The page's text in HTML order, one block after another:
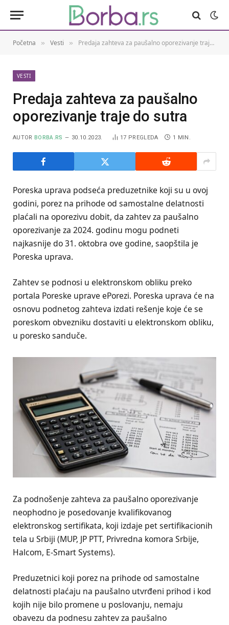
Početna » Vesti » Predaja zahteva za paušalno oporezivanje traje do sutra
VESTI
Predaja zahteva za paušalno
oporezivanje traje do sutra
AUTOR BORBA.RS 30.10.2023. 17 PREGLEDA 1 MIN.
Poreska uprava podseća preduzetnike koji su u ovoj
godini, porez na prihode od samostalne delatnosti
plaćali na oporezivu dobit, da zahtev za paušalno
oporezivanje za 2024. godinu mogu podneti
najkasnije do 31. oktobra ove godine, saopštila je
Poreska uprava.
Zahtev se podnosi u elektronskom obliku preko
portala Poreske uprave ePorezi. Poreska uprava će na
osnovu podnetog zahteva izdati rešenje koje će se
poreskom obvezniku dostaviti u elektronskom obliku,
u poresko sanduče.
Za podnošenje zahteva za paušalno oporezivanje
neophodno je posedovanje kvalifikovanog
elektronskog sertifikata, koji izdaje pet sertifikacionih
tela u Srbiji (MUP, JP PTT, Privredna komora Srbije,
Halcom, E-Smart Systems).
Preduzetnici koji porez na prihode od samostalne
delatnosti plaćaju na paušalno utvrđeni prihod i kod
kojih nije bilo promene u poslovanju, nemaju
obavezu da podnesu zahtev za paušalno